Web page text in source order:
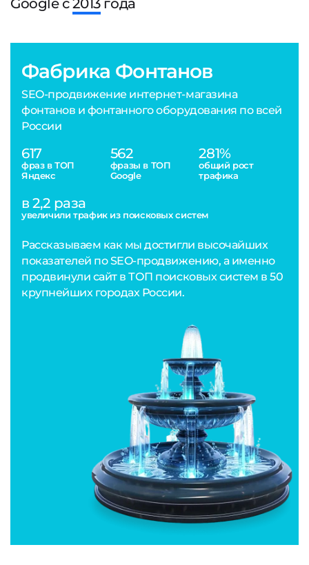
Google с2013года
Фабрика Фонтанов
SEO-продвижение интернет-магазина
фонтанов и фонтанного оборудования по всей
России
617
фраз в ТОП
Яндекс
562
фразы в ТОП
Google
281%
общий рост
трафика
в 2,2 раза
увеличили трафик из поисковых систем
Рассказываем как мы достигли высочайших
показателей по SEO-продвижению, а именно
продвинули сайт в ТОП поисковых систем в 50
крупнейших городах России.